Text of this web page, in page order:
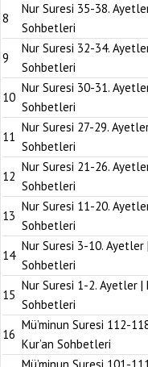
8
Nur Suresi 35-38.
Sohbetleri
9
Nur Suresi 32-34.
Sohbetleri
10
Nur Suresi 30-31.
Sohbetleri
11
Nur Suresi 27-29.
Sohbetleri
12
Nur Suresi 21-26.
Sohbetleri
13
Nur Suresi 11-20.
Sohbetleri
14
Nur Suresi 3-10. Ayetler
Sohbetleri
15
Nur Suresi 1-2. Ayetler |
Sohbetleri
16
Mü’minun Suresi 112-
Kur’an Sohbetleri